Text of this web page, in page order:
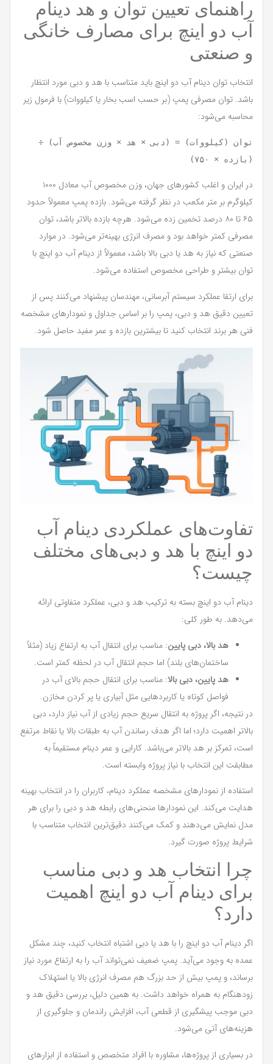
راهنمای تعیین توان و هد دینام
آب دو اینچ برای مصارف خانگی
و صنعتی
انتخاب توان دینام آب دو اینچ باید متناسب با هد و دبی مورد انتظار
باشد. توان مصرفی پمپ (بر حسب اسب بخار یا کیلووات) با فرمول زیر
محاسبه می‌شود:
(بازده × ۷۵۰)
در ایران و اغلب کشورهای جهان، وزن مخصوص آب معادل ۱۰۰۰
کیلوگرم بر متر مکعب در نظر گرفته می‌شود. بازده پمپ معمولاً حدود
۶۵ تا ۸۰ درصد تخمین زده می‌شود. هرچه بازده بالاتر باشد، توان
مصرفی کمتر خواهد بود و مصرف انرژی بهینه‌تر می‌شود. در موارد
صنعتی که نیاز به هد یا دبی بالا باشد، معمولاً از دینام آب دو اینچ با
توان بیشتر و طراحی مخصوص استفاده می‌شود.
برای ارتقا عملکرد سیستم آبرسانی، مهندسان پیشنهاد می‌کنند پس از
تعیین دقیق هد و دبی، پمپ را بر اساس جداول و نمودارهای مشخصه
فنی هر برند انتخاب کنید تا بیشترین بازده و عمر مفید حاصل شود.
تفاوت‌های عملکردی دینام آب
دو اینچ با هد و دبی‌های مختلف
چیست؟
دینام آب دو اینچ بسته به ترکیب هد و دبی، عملکرد متفاوتی ارائه
می‌دهد. به طور کلی:
هد بالا، دبی پایین: مناسب برای انتقال آب به ارتفاع زیاد (مثلاً
ساختمان‌های بلند) اما حجم انتقال آب در لحظه کمتر است.
هد پایین، دبی بالا: مناسب برای انتقال حجم بالای آب در
فواصل کوتاه یا کاربردهایی مثل آبیاری یا پر کردن مخازن.
در نتیجه، اگر پروژه به انتقال سریع حجم زیادی از آب نیاز دارد، دبی
بالاتر اهمیت دارد؛ اما اگر هدف رساندن آب به طبقات بالا یا نقاط مرتفع
است، تمرکز بر هد بالاتر می‌باشد. کارایی و عمر دینام مستقیماً به
مطابقت این انتخاب با نیاز پروژه وابسته است.
استفاده از نمودارهای مشخصه عملکرد دینام، کاربران را در انتخاب بهینه
هدایت می‌کند. این نمودارها منحنی‌های رابطه هد و دبی را برای هر
مدل نمایش می‌دهند و کمک می‌کنند دقیق‌ترین انتخاب متناسب با
شرایط پروژه صورت گیرد.
چرا انتخاب هد و دبی مناسب
برای دینام آب دو اینچ اهمیت
دارد؟
اگر دینام آب دو اینچ را با هد یا دبی اشتباه انتخاب کنید، چند مشکل
عمده به وجود می‌آید. پمپ ضعیف نمی‌تواند آب را به ارتفاع مورد نیاز
برساند، و پمپ بیش از حد بزرگ هم مصرف انرژی بالا یا استهلاک
زودهنگام به همراه خواهد داشت. به همین دلیل، بررسی دقیق هد و
دبی موجب پیشگیری از قطعی آب، افزایش راندمان و جلوگیری از
هزینه‌های آتی می‌شود.
در بسیاری از پروژه‌ها، مشاوره با افراد متخصص و استفاده از ابزارهای